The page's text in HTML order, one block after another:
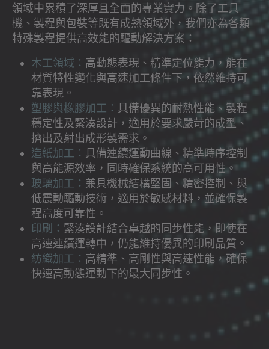
領域中累積了深厚且全面的專業實力。除了工具
機、製程與包裝等既有成熟領域外，我們亦為各類
特殊製程提供高效能的驅動解決方案：
木工領域： 高動態表現、精準定位能力，能在
材質特性變化與高速加工條件下，依然維持可
靠表現。
塑膠與橡膠加工： 具備優異的耐熱性能、製程
穩定性及緊湊設計，適用於要求嚴苛的成型、
擠出及射出成形製需求。
造紙加工： 具備連續運動曲線、精準時序控制
與高能源效率，同時確保系統的高可用性。
玻璃加工： 兼具機械結構堅固、精密控制、與
低震動驅動技術，適用於敏感材料，並確保製
程高度可靠性。
印刷： 緊湊設計結合卓越的同步性能，即使在
高速連續運轉中，仍能維持優異的印刷品質。
紡織加工： 高精準、高剛性與高速性能，確保
快速高動態運動下的最大同步性。